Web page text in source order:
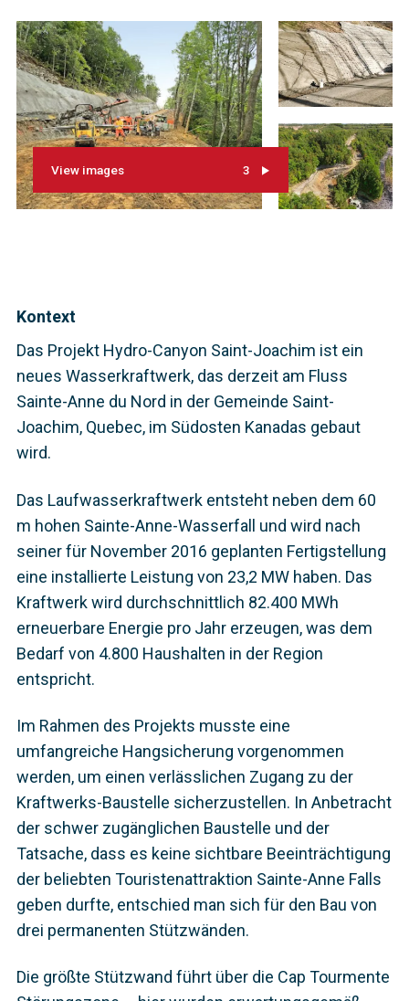
View images 3
Kontext
Das Projekt Hydro-Canyon Saint-Joachim ist ein
neues Wasserkraftwerk, das derzeit am Fluss
Sainte-Anne du Nord in der Gemeinde Saint-
Joachim, Quebec, im Südosten Kanadas gebaut
wird.
Das Laufwasserkraftwerk entsteht neben dem 60
m hohen Sainte-Anne-Wasserfall und wird nach
seiner für November 2016 geplanten Fertigstellung
eine installierte Leistung von 23,2 MW haben. Das
Kraftwerk wird durchschnittlich 82.400 MWh
erneuerbare Energie pro Jahr erzeugen, was dem
Bedarf von 4.800 Haushalten in der Region
entspricht.
Im Rahmen des Projekts musste eine
umfangreiche Hangsicherung vorgenommen
werden, um einen verlässlichen Zugang zu der
Kraftwerks-Baustelle sicherzustellen. In Anbetracht
der schwer zugänglichen Baustelle und der
Tatsache, dass es keine sichtbare Beeinträchtigung
der beliebten Touristenattraktion Sainte-Anne Falls
geben durfte, entschied man sich für den Bau von
drei permanenten Stützwänden.
Die größte Stützwand führt über die Cap Tourmente